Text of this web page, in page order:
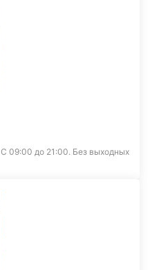
С 09:00 до 21:00. Без выходных